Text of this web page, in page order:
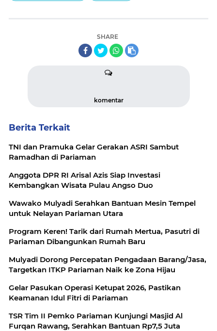
SHARE
komentar
Berita Terkait
TNI dan Pramuka Gelar Gerakan ASRI Sambut
Ramadhan di Pariaman
Anggota DPR RI Arisal Azis Siap Investasi
Kembangkan Wisata Pulau Angso Duo
Wawako Mulyadi Serahkan Bantuan Mesin Tempel
untuk Nelayan Pariaman Utara
Program Keren! Tarik dari Rumah Mertua, Pasutri di
Pariaman Dibangunkan Rumah Baru
Mulyadi Dorong Percepatan Pengadaan Barang/Jasa,
Targetkan ITKP Pariaman Naik ke Zona Hijau
Gelar Pasukan Operasi Ketupat 2026, Pastikan
Keamanan Idul Fitri di Pariaman
TSR Tim II Pemko Pariaman Kunjungi Masjid Al
Furqan Rawang, Serahkan Bantuan Rp7,5 Juta